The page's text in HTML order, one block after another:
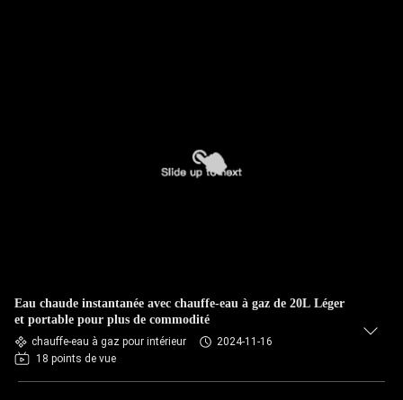
Eau chaude instantanée avec chauffe-eau à gaz de 20L Léger
et portable pour plus de commodité
chauffe-eau à gaz pour intérieur
2024-11-16
18 points de vue